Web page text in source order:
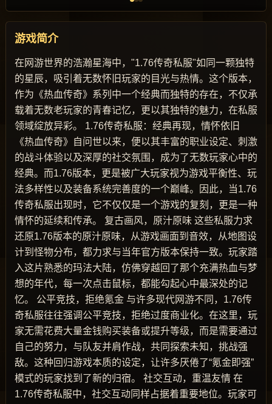
游戏简介
在网游世界的浩瀚星海中，"1.76传奇私服"如同一颗独特
的星辰，吸引着无数怀旧玩家的目光与热情。这个版本，
作为《热血传奇》系列中一个经典而独特的存在，不仅承
载着无数老玩家的青春记忆，更以其独特的魅力，在私服
领域绽放异彩。 1.76传奇私服：经典再现，情怀依旧
《热血传奇》自问世以来，便以其丰富的职业设定、刺激
的战斗体验以及深厚的社交氛围，成为了无数玩家心中的
经典。而1.76版本，更是被广大玩家视为游戏平衡性、玩
法多样性以及装备系统完善度的一个巅峰。因此，当1.76
传奇私服出现时，它不仅仅是一个游戏的复刻，更是一种
情怀的延续和传承。 复古画风，原汁原味 这些私服力求
还原1.76版本的原汁原味，从游戏画面到音效，从地图设
计到怪物分布，都力求与当年官方版本保持一致。玩家踏
入这片熟悉的玛法大陆，仿佛穿越回了那个充满热血与梦
想的年代，每一次点击鼠标，都能勾起心中最深处的记
忆。 公平竞技，拒绝氪金 与许多现代网游不同，1.76传
奇私服往往强调公平竞技，拒绝过度商业化。在这里，玩
家无需花费大量金钱购买装备或提升等级，而是需要通过
自己的努力，与队友并肩作战，共同探索未知，挑战强
敌。这种回归游戏本质的设定，让许多厌倦了“氪金即强”
模式的玩家找到了新的归宿。 社交互动，重温友情 在
1.76传奇私服中，社交互动同样占据着重要地位。玩家可